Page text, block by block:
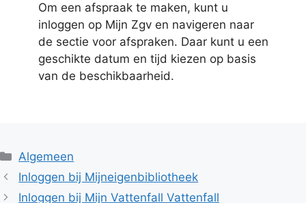
Om een afspraak te maken, kunt u
inloggen op Mijn Zgv en navigeren naar
de sectie voor afspraken. Daar kunt u een
geschikte datum en tijd kiezen op basis
van de beschikbaarheid.
Categorieën
Algemeen
Inloggen bij Mijneigenbibliotheek
Inloggen bij Mijn Vattenfall Vattenfall